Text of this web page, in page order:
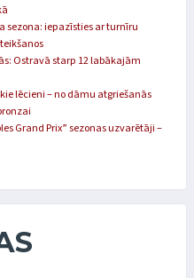
sezona: iepazīsties ar turnīru
Ostravā starp 12 labākajām
lēcieni – no dāmu atgriešanās
Grand Prix” sezonas uzvarētāji –